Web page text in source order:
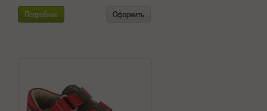
Подробнее Оформить